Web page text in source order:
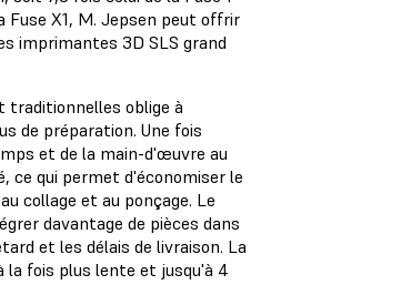
X1, M. Jepsen peut offrir
imprimantes 3D SLS grand
traditionnelles oblige à
de préparation. Une fois
et de la main-d'œuvre au
ce qui permet d'économiser le
collage et au ponçage. Le
davantage de pièces dans
et les délais de livraison. La
la fois plus lente et jusqu'à 4